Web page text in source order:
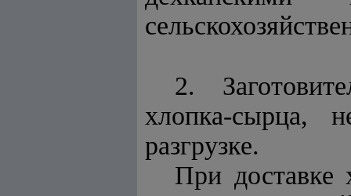
2.
хлопка-сырца,
разгрузке.
При доставке